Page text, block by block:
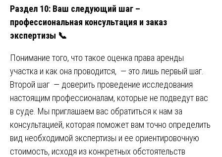
Раздел 10: Ваш следующий шаг –
профессиональная консультация и заказ
экспертизы 📞
Понимание того, что такое оценка права аренды
участка и как она проводится, — это лишь первый шаг.
Второй шаг — доверить проведение исследования
настоящим профессионалам, которые не подведут вас
в суде. Мы приглашаем вас обратиться к нам за
консультацией, которая поможет вам точно определить
вид необходимой экспертизы и ее ориентировочную
стоимость, исходя из конкретных обстоятельств